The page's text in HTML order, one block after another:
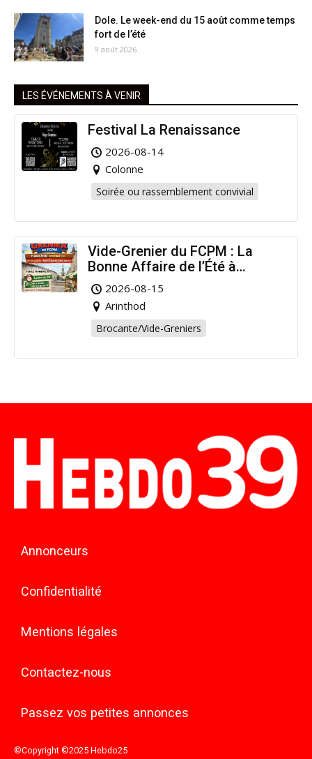
Dole. Le week-end du 15 août comme temps
fort de l’été
9 août 2026
LES ÉVÉNEMENTS À VENIR
Festival La Renaissance
2026-08-14
Colonne
Soirée ou rassemblement convivial
Vide-Grenier du FCPM : La
Bonne Affaire de l’Été à
Arinthod !
2026-08-15
Arinthod
Brocante/Vide-Greniers